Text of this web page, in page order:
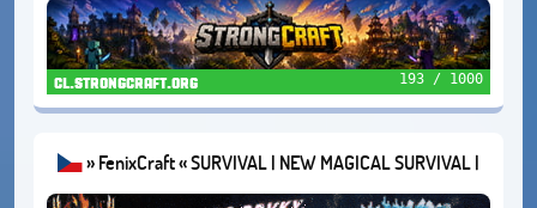
cl.strongcraft.org 193 / 1000
» FenixCraft « SURVIVAL | NEW MAGICAL SURVIVAL |
SKYBLOCK